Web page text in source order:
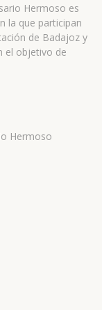
Hermoso es
la que participan
de Badajoz y
el objetivo de
Hermoso